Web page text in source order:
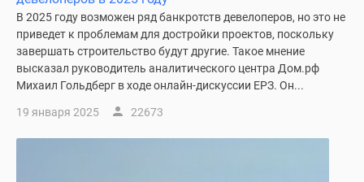
В 2025 году возможен ряд банкротств девелоперов, но это не
приведет к проблемам для достройки проектов, поскольку
завершать строительство будут другие. Такое мнение
высказал руководитель аналитического центра Дом.рф
Михаил Гольдберг в ходе онлайн-дискуссии ЕРЗ. Он...
19 января 2025 22673